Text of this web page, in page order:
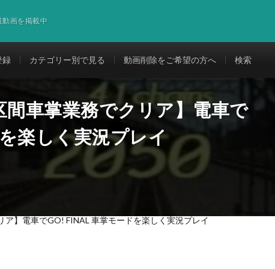
画を掲載中
録 カテゴリー別で見る 動画削除をご希望の方へ 検索
間車掌業務でクリア】電車で
楽しく実況プレイ
ア】電車でGO! FINAL 車掌モードを楽しく実況プレイ